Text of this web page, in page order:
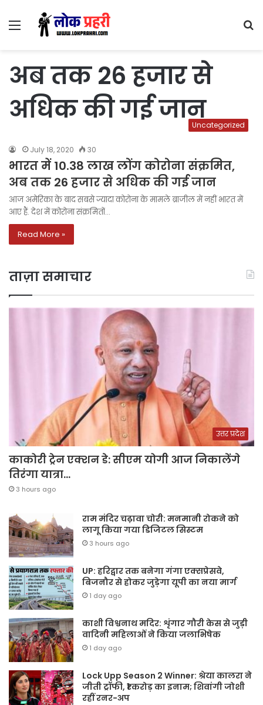
Menu
अब तक 26 हजार से
अधिक की गई जानUncategorized
July 18, 2020 30
भारत में 10.38 लाख लोंग कोरोना संक्रमित,
अब तक 26 हजार से अधिक की गई जान
आज अमेरिका के बाद सबसे ज्यादा कोरोना के मामले ब्राजील में नहीं भारत में
आए हैं. देश में कोरोना संक्रमितों…
Read More »
ताज़ा समाचार
उत्तर प्रदेश
काकोरी ट्रेन एक्शन डे: सीएम योगी आज निकालेंगे
तिरंगा यात्रा…
3 hours ago
राम मंदिर चढ़ावा चोरी: मनमानी रोकने को
लागू किया गया डिजिटल सिस्टम
3 hours ago
UP: हरिद्वार तक बनेगा गंगा एक्सप्रेसवे,
बिजनौर से होकर जुड़ेगा यूपी का नया मार्ग
1 day ago
काशी विश्वनाथ मदिर: शृंगार गौरी केस से जुड़ी
वादिनी महिलाओं ने किया जलाभिषेक
1 day ago
Lock Upp Season 2 Winner: श्रेया कालरा ने
जीती ट्रॉफी, ₹1 करोड़ का इनाम; शिवांगी जोशी
रहीं रनर-अप